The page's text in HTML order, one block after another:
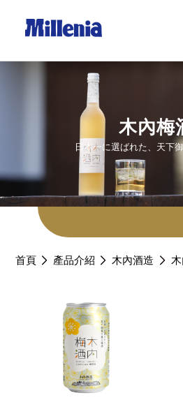
木內梅
日本一に選ばれた、天下
首頁 產品介紹 木內酒造